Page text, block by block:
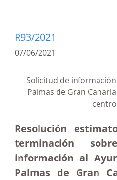
R93/2021
07/06/2021
Solicitud de
Palmas de Gran
Resolución
terminación
información al
Palmas de Gran